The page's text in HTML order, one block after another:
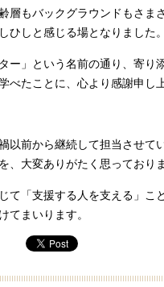
層もバックグラウンドもさま
ひしと感じる場となりました。
ー」という名前の通り、寄
べたことに、心より感謝申し
以前から継続して担当させて
、大変ありがたく思っておりま
て「支援する人を支える」こ
てまいります。